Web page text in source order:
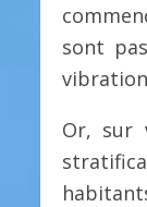
sont
Or, sur